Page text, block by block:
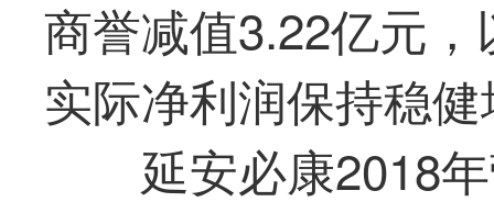
商誉减值3.22亿元
实际净利润保持稳
延安必康2018